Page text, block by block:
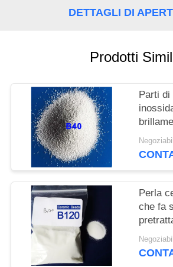
DEL
SITO
POLITICA
SULLA
PRIVACY
DETTAGLI DI
Prodotti
Parti
solido
Perla
che fa
del